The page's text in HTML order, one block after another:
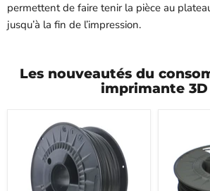
permettent de faire tenir la pièce au
jusqu’à la fin de l’impression.
Les nouveautés du
imprimante 3D